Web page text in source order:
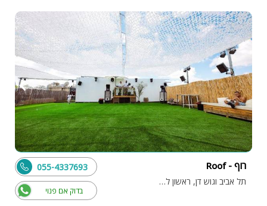
רוף - Roof
תל אביב וגוש דן, ראשון לציון
בדוק אם פנוי
055-4337693